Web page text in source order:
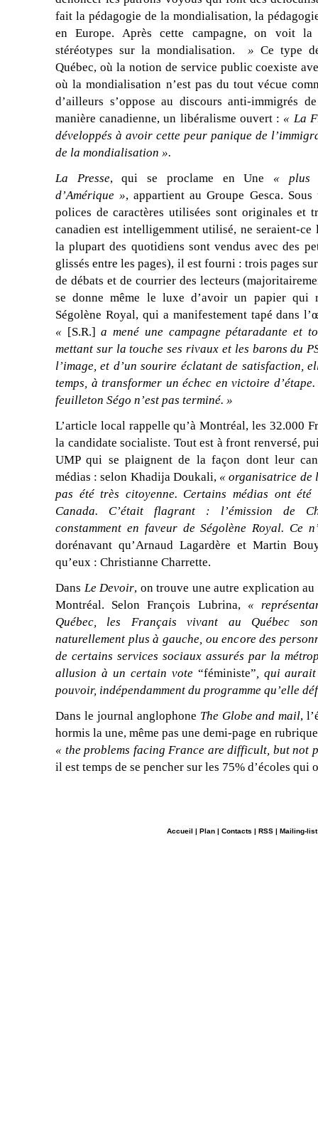
fait la pédagogie de la mondialisation, la
en Europe. Après cette campagne, on voit
stéréotypes sur la mondialisation.
» Ce type
Québec, où la notion de service public coexiste
où la mondialisation n’est pas du tout vécue
d’ailleurs s’oppose au discours anti-immigrés
manière canadienne, un libéralisme ouvert : « La
développés à avoir cette peur panique de
de la mondialisation ».
La Presse, qui se proclame en Une « plus
d’Amérique », appartient au Groupe Gesca.
polices de caractères utilisées sont originales et
canadien est intelligemment utilisé, ne seraient-ce
la plupart des quotidiens sont vendus avec des
glissés entre les pages), il est fourni : trois pages
de débats et de courrier des lecteurs
se donne même le luxe d’avoir un papier qui
Ségolène Royal, qui a manifestement tapé dans
« [S.R.]a mené une campagne pétaradante et
mettant sur la touche ses rivaux et les barons du
l’image, et d’un sourire éclatant de satisfaction,
temps, à transformer un échec en victoire
feuilleton Ségo n’est pas terminé. »
L’article local rappelle qu’à Montréal, les 32.000
la candidate socialiste. Tout est à front renversé,
UMP qui se plaignent de la façon dont leur
médias : selon Khadija Doukali, « organisatrice de
pas été très citoyenne. Certains médias ont été
Canada. C’était flagrant : l’émission de
constamment en faveur de Ségolène Royal. Ce
dorénavant qu’Arnaud Lagardère et Martin
qu’eux : Christianne Charrette.
Dans Le Devoir, on trouve une autre explication au
Montréal. Selon François Lubrina, «
Québec, les Français vivant au Québec
naturellement plus à gauche, ou encore des
de certains services sociaux assurés par la
allusion à un certain vote “féministe”, qui aurait
pouvoir, indépendamment du programme qu’elle
Dans le journal anglophone The Globe and mail,
hormis la une, même pas une demi-page en
« the problems facing France are difficult, but not
il est temps de se pencher sur les 75% d’écoles
Accueil | Plan | Contacts | RSS | Mailing-list